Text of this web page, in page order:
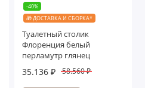
-40%
🎁 ДОСТАВКА И СБОРКА*
Туалетный столик
Флоренция белый
перламутр глянец
35.136 ₽ 58.560 ₽